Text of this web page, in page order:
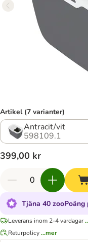
Artikel (7 varianter)
Antracit/vit
598109.1
399,00 kr
Tjäna 40
Leverans inom 2-4 vardagar
Returpolicy...mer